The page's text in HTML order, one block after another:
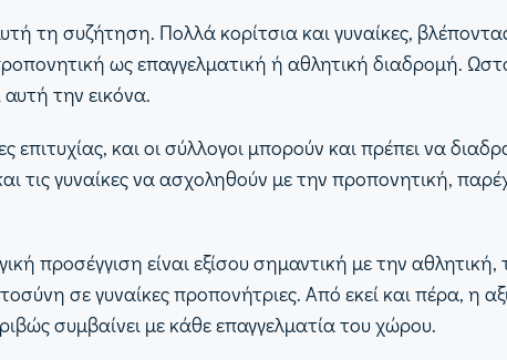
τη συζήτηση. Πολλά κορίτσια και γυναίκες,
ως επαγγελματική ή αθλητική διαδρομή.
την εικόνα.
και οι σύλλογοι μπορούν και πρέπει να
τις γυναίκες να ασχοληθούν με την προπονητική,
προσέγγιση είναι εξίσου σημαντική με την
σε γυναίκες προπονήτριες. Από εκεί και πέρα, η
συμβαίνει με κάθε επαγγελματία του χώρου.